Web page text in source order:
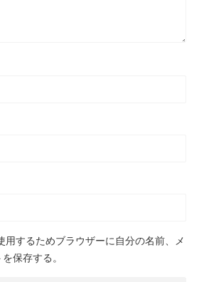
用するためブラウザーに自分の名前、メ
保存する。